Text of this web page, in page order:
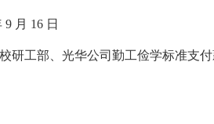
月 16 日
研工部、光华公司勤工俭学标准支